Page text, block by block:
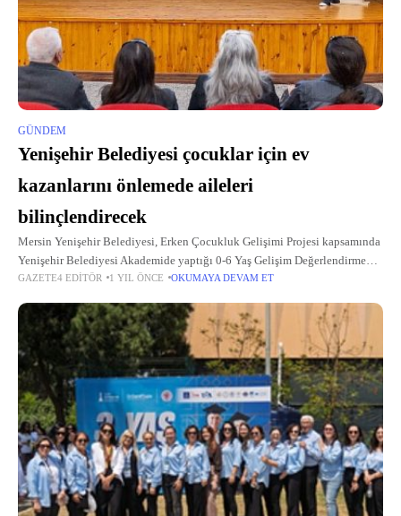
GÜNDEM
Yenişehir Belediyesi çocuklar için ev
kazanlarını önlemede aileleri
bilinçlendirecek
Mersin Yenişehir Belediyesi, Erken Çocukluk Gelişimi Projesi kapsamında
Yenişehir Belediyesi Akademide yaptığı 0-6 Yaş Gelişim Değerlendirme
Taramalarını tüm mahallelere taşıyacak ve çocuklar için ev kazalarını
GAZETE4 EDITÖR 1 YIL ÖNCE OKUMAYA DEVAM ET